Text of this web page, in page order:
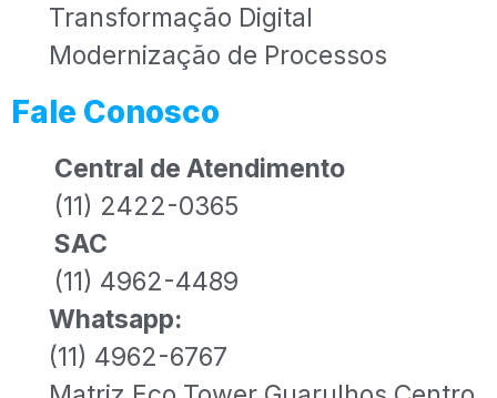
Transformação Digital
Modernização de Processos
Fale Conosco
Central de Atendimento
(11) 2422-0365
SAC
(11) 4962-4489
Whatsapp:
(11) 4962-6767